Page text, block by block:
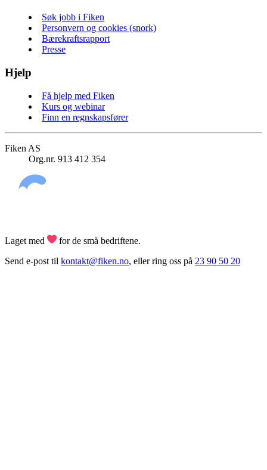
Søk jobb i Fiken
Personvern og cookies (snork)
Bærekraftsrapport
Presse
Hjelp
Få hjelp med Fiken
Kurs og webinar
Finn en regnskapsfører
Fiken AS
Org.nr. 913 412 354
Laget med
for de små bedriftene.
Send e-post til kontakt@fiken.no, eller ring oss på 23 90 50 20